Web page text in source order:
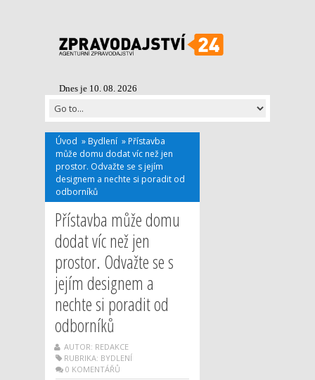
Dnes je 10. 08. 2026
Úvod » Bydlení » Přístavba
může domu dodat víc než jen
prostor. Odvažte se s jejím
designem a nechte si poradit od
odborníků
Přístavba může domu
dodat víc než jen
prostor. Odvažte se s
jejím designem a
nechte si poradit od
odborníků
AUTOR: REDAKCE
RUBRIKA: BYDLENÍ
0 KOMENTÁŘŮ